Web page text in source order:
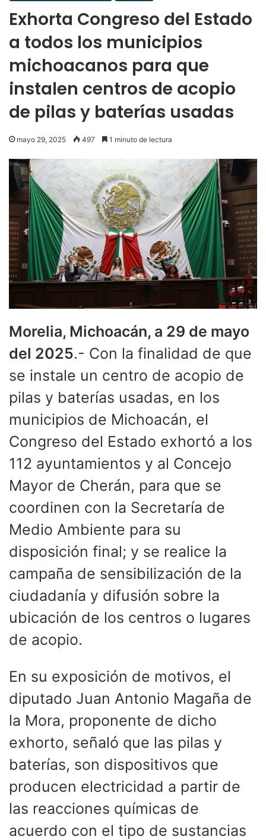
Exhorta Congreso del Estado
a todos los municipios
michoacanos para que
instalen centros de acopio
de pilas y baterías usadas
mayo 29, 2025 497 1 minuto de lectura
Morelia, Michoacán, a 29 de mayo
del 2025.- Con la finalidad de que
se instale un centro de acopio de
pilas y baterías usadas, en los
municipios de Michoacán, el
Congreso del Estado exhortó a los
112 ayuntamientos y al Concejo
Mayor de Cherán, para que se
coordinen con la Secretaría de
Medio Ambiente para su
disposición final; y se realice la
campaña de sensibilización de la
ciudadanía y difusión sobre la
ubicación de los centros o lugares
de acopio.
En su exposición de motivos, el
diputado Juan Antonio Magaña de
la Mora, proponente de dicho
exhorto, señaló que las pilas y
baterías, son dispositivos que
producen electricidad a partir de
las reacciones químicas de
acuerdo con el tipo de sustancias